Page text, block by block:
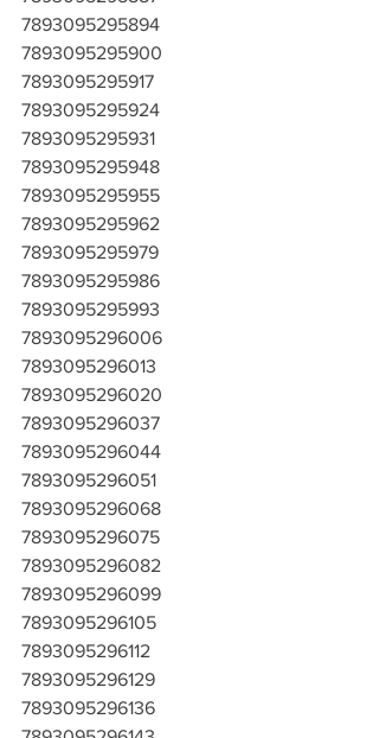
7893095295894
7893095295900
7893095295917
7893095295924
7893095295931
7893095295948
7893095295955
7893095295962
7893095295979
7893095295986
7893095295993
7893095296006
7893095296013
7893095296020
7893095296037
7893095296044
7893095296051
7893095296068
7893095296075
7893095296082
7893095296099
7893095296105
7893095296112
7893095296129
7893095296136